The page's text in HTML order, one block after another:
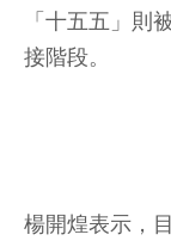
「十五五」則
接階段。
楊開煌表示，